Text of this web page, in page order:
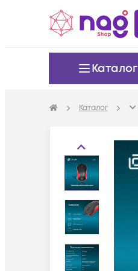
Каталог
Каталог